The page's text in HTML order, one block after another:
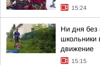
15:24
Ни дня без
школьники
движение
15:15